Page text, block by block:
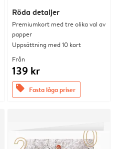
Röda detaljer
Premiumkort med tre olika val av
papper
Uppsättning med 10 kort
Från
139 kr
offers Fasta låga priser